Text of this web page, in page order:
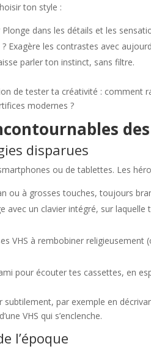
ton style :
Plonge dans les détails et les
? Exagère les contrastes avec
parler ton instinct, sans filtre.
de tester ta créativité :
modernes ?
disparues
ou de tablettes. Les
ou à grosses touches, toujours
avec un clavier intégré, sur
VHS à rembobiner religieusement
pour écouter tes cassettes, en
subtilement, par exemple en
VHS qui s’enclenche.
l’époque